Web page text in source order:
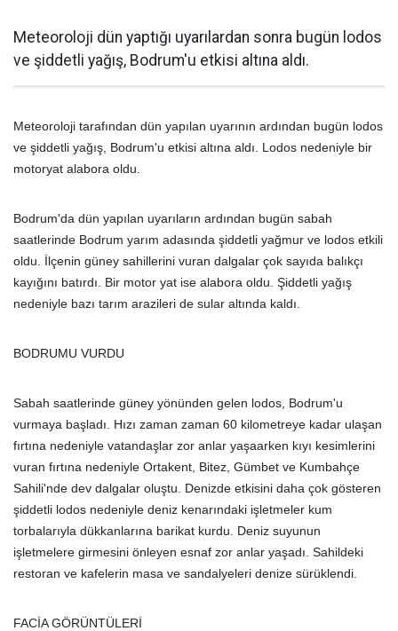
Meteoroloji dün yaptığı uyarılardan sonra bugün lodos
ve şiddetli yağış, Bodrum'u etkisi altına aldı.
Meteoroloji tarafından dün yapılan uyarının ardından bugün lodos
ve şiddetli yağış, Bodrum'u etkisi altına aldı. Lodos nedeniyle bir
motoryat alabora oldu.
Bodrum'da dün yapılan uyarıların ardından bugün sabah
saatlerinde Bodrum yarım adasında şiddetli yağmur ve lodos etkili
oldu. İlçenin güney sahillerini vuran dalgalar çok sayıda balıkçı
kayığını batırdı. Bir motor yat ise alabora oldu. Şiddetli yağış
nedeniyle bazı tarım arazileri de sular altında kaldı.
BODRUMU VURDU
Sabah saatlerinde güney yönünden gelen lodos, Bodrum'u
vurmaya başladı. Hızı zaman zaman 60 kilometreye kadar ulaşan
fırtına nedeniyle vatandaşlar zor anlar yaşaarken kıyı kesimlerini
vuran fırtına nedeniyle Ortakent, Bitez, Gümbet ve Kumbahçe
Sahili'nde dev dalgalar oluştu. Denizde etkisini daha çok gösteren
şiddetli lodos nedeniyle deniz kenarındaki işletmeler kum
torbalarıyla dükkanlarına barikat kurdu. Deniz suyunun
işletmelere girmesini önleyen esnaf zor anlar yaşadı. Sahildeki
restoran ve kafelerin masa ve sandalyeleri denize sürüklendi.
FACİA GÖRÜNTÜLERİ